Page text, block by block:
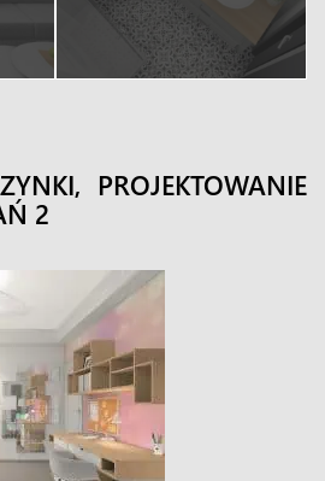
PROJEKTOWANIE
2